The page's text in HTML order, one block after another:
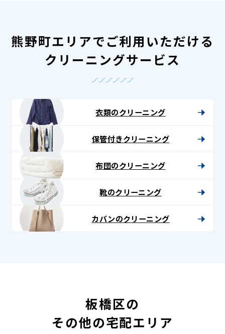
熊野町エリアでご利用いただける
クリーニングサービス
衣類のクリーニング
保管付きクリーニング
布団のクリーニング
靴のクリーニング
カバンのクリーニング
板橋区の
その他の宅配エリア